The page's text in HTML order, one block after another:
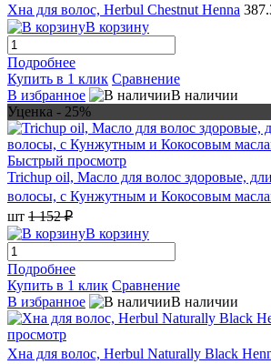
Хна для волос, Herbul Chestnut Henna
В корзину
Подробнее
Купить в 1 клик Сравнение
В избранное
В наличии
Уценка - 25%
Быстрый просмотр
Trichup oil, Масло для волос здоровые,
волосы, с Кунжутным и Кокосовым
шт 1 152 ₽
В корзину
Подробнее
Купить в 1 клик Сравнение
В избранное
В наличии
просмотр
Хна для волос, Herbul Naturally Black